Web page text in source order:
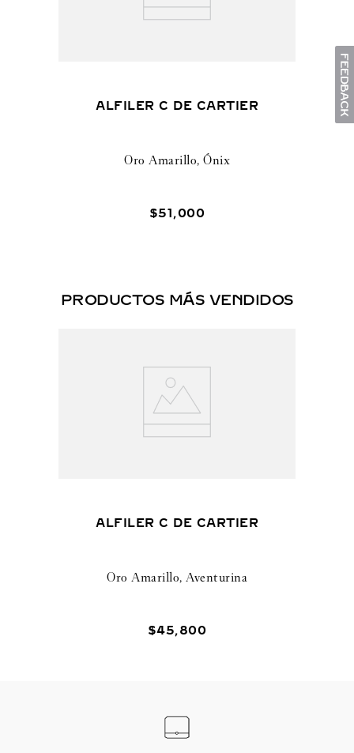
ALFILER C DE CARTIER
Oro Amarillo, Ónix
$51 ,000
PRODUCTOS MÁS VENDIDOS
ALFILER C DE CARTIER
Oro Amarillo, Aventurina
$45,800